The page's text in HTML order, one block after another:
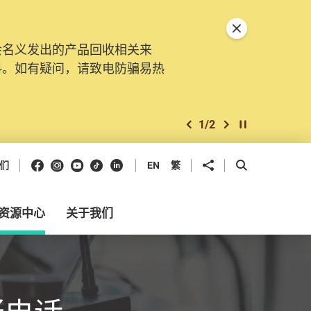
义发出的产品回收相关来
如有疑问，请致电防骗易热
上一个
1/2 下一个开始/暂停幻灯
关闭特別通告
Facebook
Instagram
Youtube
抖音领英 EN 繁 分享到 开启搜寻框
源中心 关于我们